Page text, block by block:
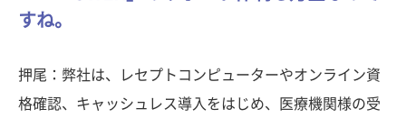
すね。
押尾：弊社は、レセプトコンピューターやオンライン資
格確認、キャッシュレス導入をはじめ、医療機関様の受